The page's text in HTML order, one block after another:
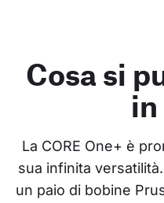
Cosa si
in
La CORE One+ è
sua infinita
un paio di bobine